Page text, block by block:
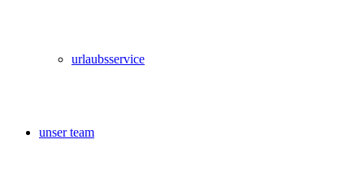
urlaubsservice
unser team